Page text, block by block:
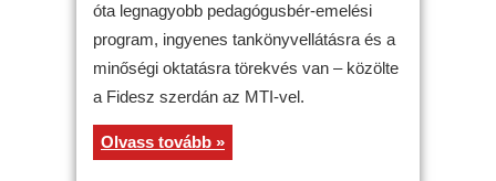
óta legnagyobb pedagógusbér-emelési
program, ingyenes tankönyvellátásra és a
minőségi oktatásra törekvés van – közölte
a Fidesz szerdán az MTI-vel.
Olvass tovább »